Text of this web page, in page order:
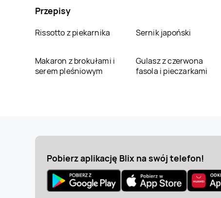
Przepisy
Rissotto z piekarnika Sernik japoński
Makaron z brokułami i
serem pleśniowym
Gulasz z czerwona
fasola i pieczarkami
Pobierz aplikację Blix na swój telefon!